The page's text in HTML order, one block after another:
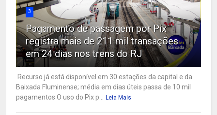
3
Pagamento de passagem por Pix
registra mais de 211 mil transações
em 24 dias nos trens do RJ
Recurso já está disponível em 30 estações da capital e da
Baixada Fluminense; média em dias úteis passa de 10 mil
pagamentos O uso do Pix p...
Leia Mais